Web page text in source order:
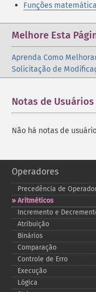
Funções
Melhore Esta
Aprenda Como
Solicitação de
Notas de Usuários
Não há notas de
Operadores
Precedência de
Aritméticos
Incremento e
Atribuição
Binários
Comparação
Controle de Erro
Execução
Lógica